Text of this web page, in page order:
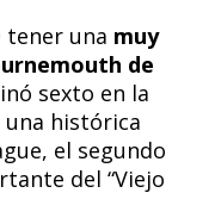
tener una muy
de
sexto en la
una histórica
el segundo
del “Viejo